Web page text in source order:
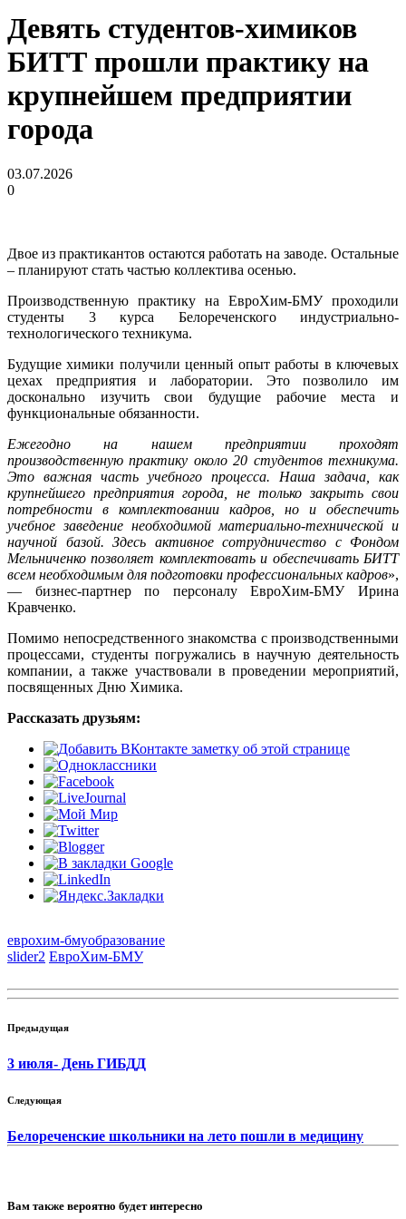
Девять студентов-химиков
БИТТ прошли практику на
крупнейшем предприятии
города
03.07.2026
0
Двое из практикантов остаются работать на заводе. Остальные
– планируют стать частью коллектива осенью.
Производственную практику на ЕвроХим-БМУ проходили
студенты 3 курса Белореченского индустриально-
технологического техникума.
Будущие химики получили ценный опыт работы в ключевых
цехах предприятия и лаборатории. Это позволило им
досконально изучить свои будущие рабочие места и
функциональные обязанности.
Ежегодно на нашем предприятии проходят
производственную практику около 20 студентов техникума.
Это важная часть учебного процесса. Наша задача, как
крупнейшего предприятия города, не только закрыть свои
потребности в комплектовании кадров, но и обеспечить
учебное заведение необходимой материально-технической и
научной базой. Здесь активное сотрудничество с Фондом
Мельниченко позволяет комплектовать и обеспечивать БИТТ
всем необходимым для подготовки профессиональных кадров»,
— бизнес-партнер по персоналу ЕвроХим-БМУ Ирина
Кравченко.
Помимо непосредственного знакомства с производственными
процессами, студенты погружались в научную деятельность
компании, а также участвовали в проведении мероприятий,
посвященных Дню Химика.
Рассказать друзьям:
еврохим-бмуобразование
slider2 ЕвроХим-БМУ
Предыдущая
3 июля- День ГИБДД
Следующая
Белореченские школьники на лето пошли в медицину
Вам также вероятно будет интересно